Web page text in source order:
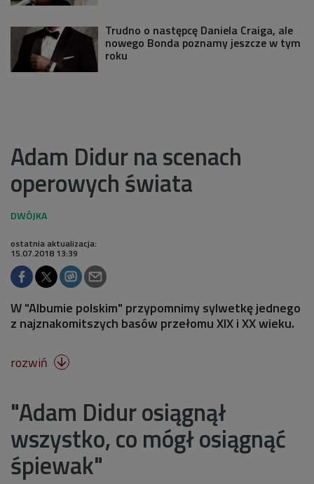
Trudno o następcę Daniela Craiga, ale
nowego Bonda poznamy jeszcze w tym
roku
Adam Didur na scenach
operowych świata
ostatnia aktualizacja:
15.07.2018 13:39
W "Albumie polskim" przypomnimy sylwetkę jednego
z najznakomitszych basów przełomu XIX i XX wieku.
rozwiń 
"Adam Didur osiągnął
wszystko, co mógł osiągnąć
śpiewak"